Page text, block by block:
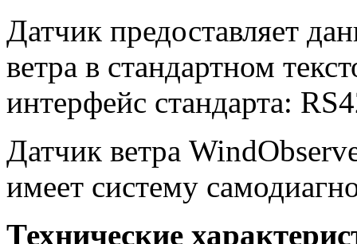
Датчик предоставляет
ветра в стандартном
интерфейс стандарта:
Датчик ветра
имеет систему
Технические